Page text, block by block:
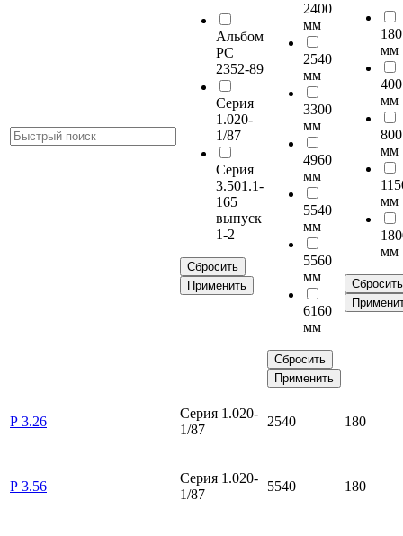
Альбом
РС
2352-89
Серия
1.020-
1/87
Серия
3.501.1-
165
выпуск
1-2
Сбросить
Применить
2400
мм
2540
мм
3300
мм
4960
мм
5540
мм
5560
мм
6160
мм
Сбросить
Применить
180
мм
400
мм
800
мм
мм
мм
Сбросить
Р 3.26
Серия 1.020-
1/87
2540 180
Р 3.56
Серия 1.020-
1/87
5540 180